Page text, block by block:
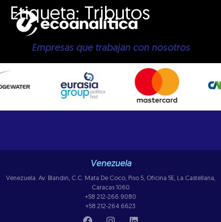
Etiqueta: Tributos
Empresas que trabajan con nosotros
Venezuela
Venezuela: Av. Blandin, C.C. Mata De Coco, Piso 5, Oficina 5E, La Castellana,
Caracas 1060
+58 212-266.9080
+58 212-264.6623